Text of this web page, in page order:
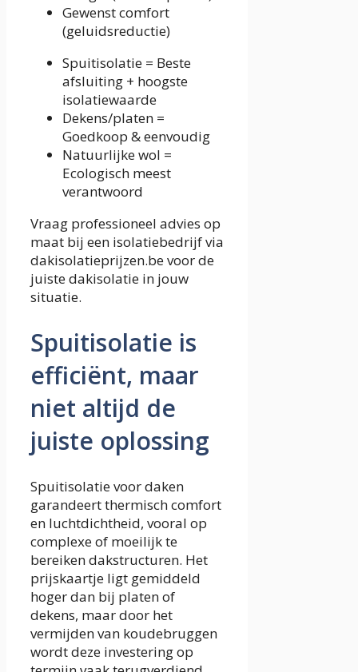
Gewenst comfort
(geluidsreductie)
Spuitisolatie = Beste
afsluiting + hoogste
isolatiewaarde
Dekens/platen =
Goedkoop & eenvoudig
Natuurlijke wol =
Ecologisch meest
verantwoord
Vraag professioneel advies op
maat bij een isolatiebedrijf via
dakisolatieprijzen.be voor de
juiste dakisolatie in jouw
situatie.
Spuitisolatie is
efficiënt, maar
niet altijd de
juiste oplossing
Spuitisolatie voor daken
garandeert thermisch comfort
en luchtdichtheid, vooral op
complexe of moeilijk te
bereiken dakstructuren. Het
prijskaartje ligt gemiddeld
hoger dan bij platen of
dekens, maar door het
vermijden van koudebruggen
wordt deze investering op